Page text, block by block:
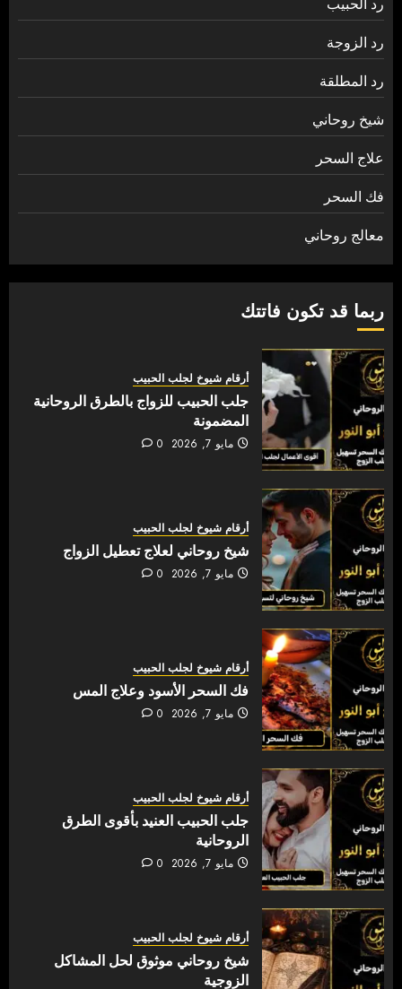
رد الزوجة
رد المطلقة
شيخ روحاني
علاج السحر
فك السحر
معالج روحاني
ربما قد تكون فاتتك
أرقام شيوخ لجلب الحبيب
جلب الحبيب للزواج بالطرق الروحانية
المضمونة
مايو 7, 2026 0
أرقام شيوخ لجلب الحبيب
شيخ روحاني لعلاج تعطيل الزواج
مايو 7, 2026 0
أرقام شيوخ لجلب الحبيب
فك السحر الأسود وعلاج المس
مايو 7, 2026 0
أرقام شيوخ لجلب الحبيب
جلب الحبيب العنيد بأقوى الطرق
الروحانية
مايو 7, 2026 0
أرقام شيوخ لجلب الحبيب
شيخ روحاني موثوق لحل المشاكل
الزوجية